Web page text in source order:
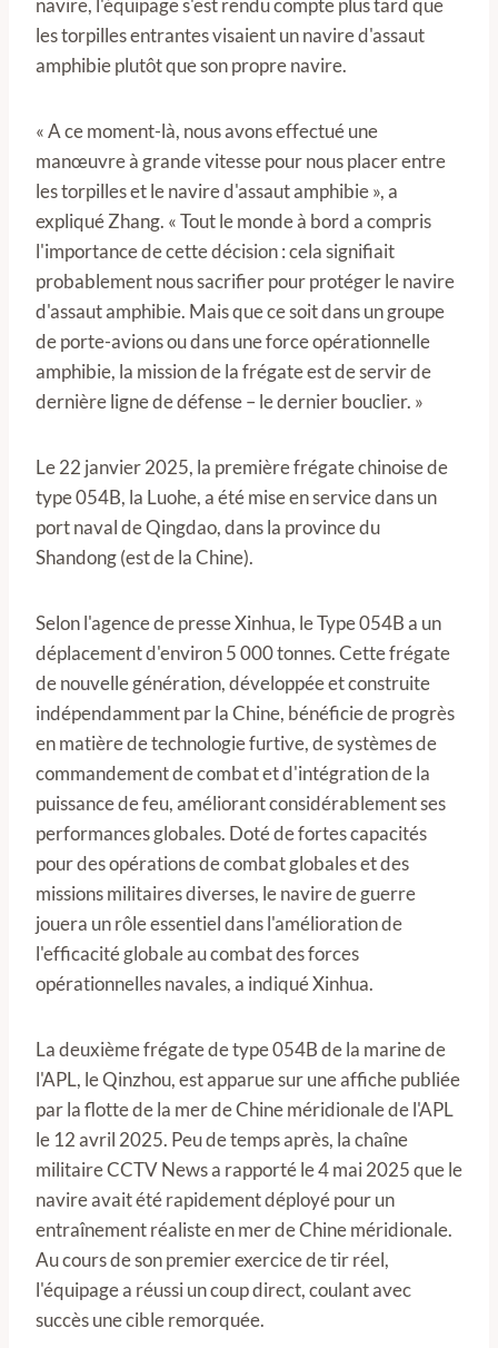
navire, l'équipage s'est rendu compte plus tard que
les torpilles entrantes visaient un navire d'assaut
amphibie plutôt que son propre navire.
« A ce moment-là, nous avons effectué une
manœuvre à grande vitesse pour nous placer entre
les torpilles et le navire d'assaut amphibie », a
expliqué Zhang. « Tout le monde à bord a compris
l'importance de cette décision : cela signifiait
probablement nous sacrifier pour protéger le navire
d'assaut amphibie. Mais que ce soit dans un groupe
de porte-avions ou dans une force opérationnelle
amphibie, la mission de la frégate est de servir de
dernière ligne de défense – le dernier bouclier. »
Le 22 janvier 2025, la première frégate chinoise de
type 054B, la Luohe, a été mise en service dans un
port naval de Qingdao, dans la province du
Shandong (est de la Chine).
Selon l'agence de presse Xinhua, le Type 054B a un
déplacement d'environ 5 000 tonnes. Cette frégate
de nouvelle génération, développée et construite
indépendamment par la Chine, bénéficie de progrès
en matière de technologie furtive, de systèmes de
commandement de combat et d'intégration de la
puissance de feu, améliorant considérablement ses
performances globales. Doté de fortes capacités
pour des opérations de combat globales et des
missions militaires diverses, le navire de guerre
jouera un rôle essentiel dans l'amélioration de
l'efficacité globale au combat des forces
opérationnelles navales, a indiqué Xinhua.
La deuxième frégate de type 054B de la marine de
l'APL, le Qinzhou, est apparue sur une affiche publiée
par la flotte de la mer de Chine méridionale de l'APL
le 12 avril 2025. Peu de temps après, la chaîne
militaire CCTV News a rapporté le 4 mai 2025 que le
navire avait été rapidement déployé pour un
entraînement réaliste en mer de Chine méridionale.
Au cours de son premier exercice de tir réel,
l'équipage a réussi un coup direct, coulant avec
succès une cible remorquée.